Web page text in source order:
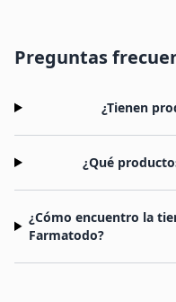
Preguntas
¿Tienen
¿Qué
¿Cómo encuentro la
Farmatodo?